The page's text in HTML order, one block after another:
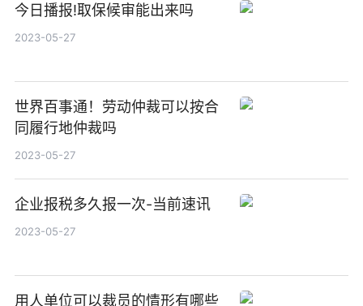
今日播报!取保候审能出来吗
2023-05-27
世界百事通！劳动仲裁可以按合
同履行地仲裁吗
2023-05-27
企业报税多久报一次-当前速讯
2023-05-27
用人单位可以裁员的情形有哪些